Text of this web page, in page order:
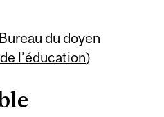
du doyen
l’éducation)